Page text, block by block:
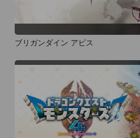
ブリガンダイン アビス